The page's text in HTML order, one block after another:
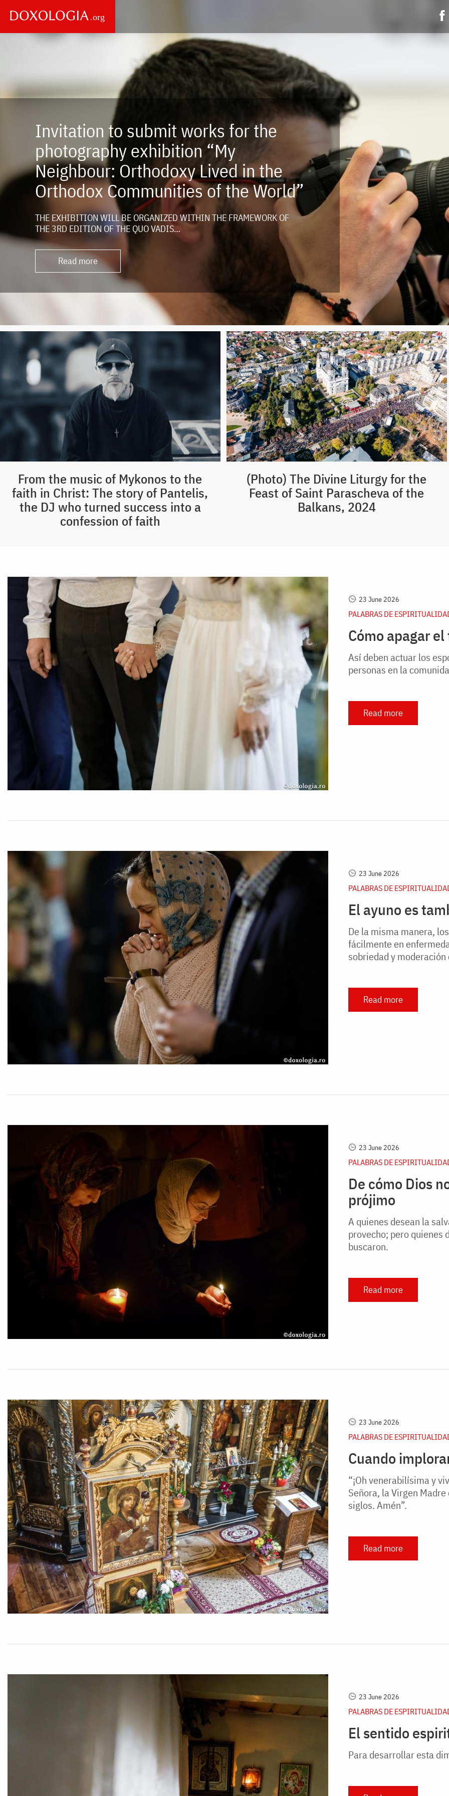
Invitation to submit works for the
photography exhibition “My
Neighbour: Orthodoxy Lived in the
Orthodox Communities of the World”
THE EXHIBITION WILL BE ORGANIZED WITHIN THE FRAMEWORK OF
THE 3RD EDITION OF THE QUO VADIS…
Read more
From the music of Mykonos to the
faith in Christ: The story of Pantelis,
the DJ who turned success into a
confession of faith
(Photo) The Divine Liturgy for the
Feast of Saint Parascheva of the
Balkans, 2024
23 June 2026
PALABRAS DE
Cómo apagar
Así deben actuar los
personas en la
Read more
23 June 2026
PALABRAS DE
El ayuno es
De la misma manera,
fácilmente en
sobriedad y
Read more
23 June 2026
PALABRAS DE
De cómo Dios
prójimo
A quienes desean la
provecho; pero quienes
buscaron.
Read more
23 June 2026
PALABRAS DE
Cuando
“¡Oh venerabilísima y
Señora, la Virgen
siglos. Amén”.
Read more
23 June 2026
PALABRAS DE
El sentido
Para desarrollar esta